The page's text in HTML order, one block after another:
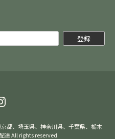
登録
都、埼玉県、神奈川県、千葉県、栃木
達 All rights reserved.